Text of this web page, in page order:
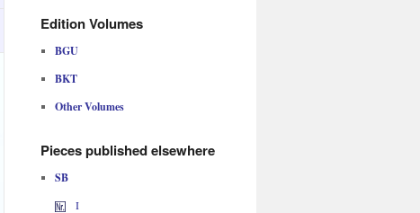
Edition Volumes
BGU
BKT
Other Volumes
Pieces published elsewhere
SB
I